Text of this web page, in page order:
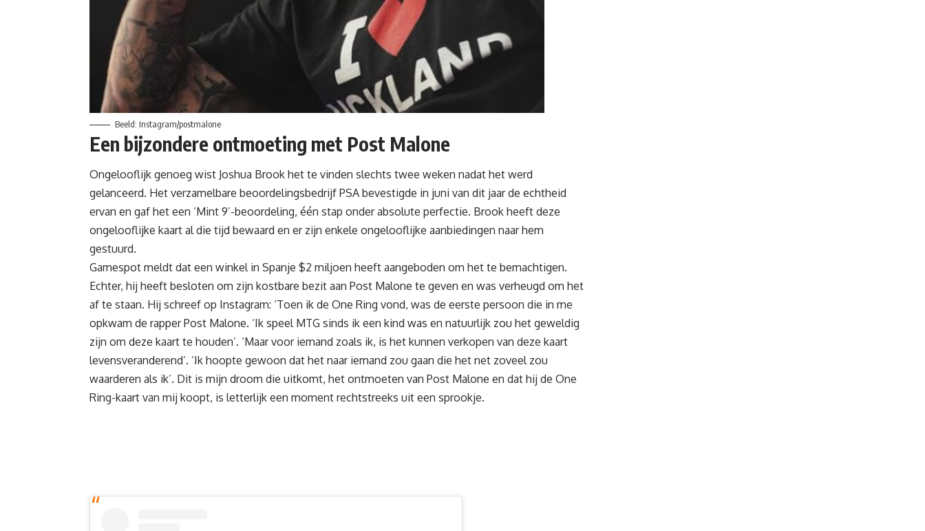
Beeld: Instagram/postmalone
Een bijzondere ontmoeting met Post Malone
Ongelooflijk genoeg wist Joshua Brook het te vinden slechts twee weken nadat het werd
gelanceerd. Het verzamelbare beoordelingsbedrijf PSA bevestigde in juni van dit jaar de echtheid
ervan en gaf het een ‘Mint 9’-beoordeling, één stap onder absolute perfectie. Brook heeft deze
ongelooflijke kaart al die tijd bewaard en er zijn enkele ongelooflijke aanbiedingen naar hem
gestuurd.
Gamespot meldt dat een winkel in Spanje $2 miljoen heeft aangeboden om het te bemachtigen.
Echter, hij heeft besloten om zijn kostbare bezit aan Post Malone te geven en was verheugd om het
af te staan. Hij schreef op Instagram: ‘Toen ik de One Ring vond, was de eerste persoon die in me
opkwam de rapper Post Malone. ‘Ik speel MTG sinds ik een kind was en natuurlijk zou het geweldig
zijn om deze kaart te houden’. ‘Maar voor iemand zoals ik, is het kunnen verkopen van deze kaart
levensveranderend’. ‘Ik hoopte gewoon dat het naar iemand zou gaan die het net zoveel zou
waarderen als ik’. Dit is mijn droom die uitkomt, het ontmoeten van Post Malone en dat hij de One
Ring-kaart van mij koopt, is letterlijk een moment rechtstreeks uit een sprookje.